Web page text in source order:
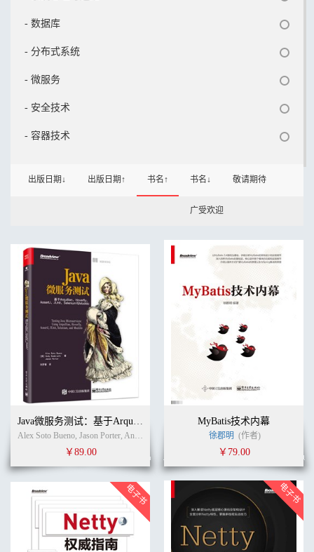
- 数据库
- 分布式系统
- 微服务
- 安全技术
- 容器技术
出版日期↓ 出版日期↑ 书名↑ 书名↓ 敬请期待
广受欢迎
Java微服务测试：基于Arquillian、Hoverfly、AssertJ、JUnit、Selenium与Mockito
Alex Soto Bueno, Jason Porter, Andy Gumbrecht (作者) 刘梦馨 (译者)
￥89.00
MyBatis技术内幕
徐郡明 (作者)
￥79.00